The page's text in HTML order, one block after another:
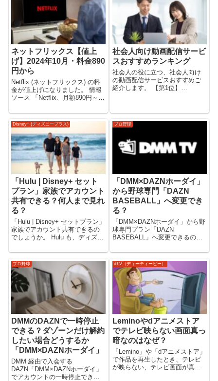
か比較して...
ネットフリックス【値上
げ】2024年10月・料金890
円から
Netflix (ネットフリックス) の料
金が値上げになりました。 情報
ソース 「Netflix、月額890円～に
2024年10月10日） 新料金
（Netflix） Netflix (ネットフリッ
クス)の新...
社会人向け動画配信サービ
スおすすめランキング
社会人の役に立つ、社会人向け
の動画配信サービスおすすめご
紹介します。 【第1位】
め Amazonプライムビデオが社
つかありますが、まずはコスト
Disney+ (ディズニープラス)
「Hulu | Disney+ セット
プラン」家族でアカウント
共有できる？何人まで見れ
る？
「Hulu | Disney+ セットプラン」
家族でアカウント共有できるの
でしょうか。 Hulu も、ディズニ
えるので便利。 その特徴や使い
方について解説します。 「Hulu |
Disney+ セットプラン」で...
プロ野球
「DMM×DAZNホーダイ」
から野球専門「DAZN
BASEBALL」へ変更でき
る？
「DMM×DAZNホーダイ」から野
球専門プラン「DAZN
BASEBALL」へ変更できるので
ダイ】お得なセットプラン
「DMMプレミアム」＋「DAZN
スタンダード」 「DMM TV」で
アニメ・ドラマ・映画・バ...
プロ野球
DMMのDAZNで一時停止
できる？ダゾーンだけ解約
したい場合どうするか
「DMM×DAZNホーダイ」
DMM 経由で入会する
DAZN「DMM×DAZNホーダイ」
でアカウントの一時停止できる
dTV（ディーティービー）
Leminoやdアニメストア
でテレビ映らない画面真っ
暗なのはなぜ？
「Lemino」や「dアニメストア」
で作品を再生したとき、テレビ
が映らない、テレビ画面が真っ